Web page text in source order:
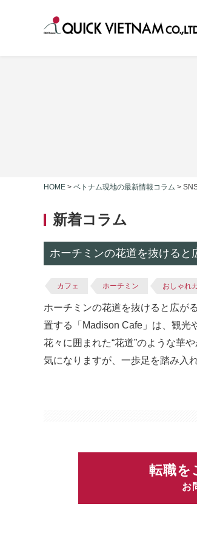
HOME > ベトナム現地の最新情報コラム >
新着コラム
ホーチミンの花道を抜けると
カフェ ホーチミン おしゃれ
ホーチミンの花道を抜けると広が
置する「Madison Cafe」は、観光
花々に囲まれた“花道”のような華
気になりますが、一歩足を踏み入
転職を
お